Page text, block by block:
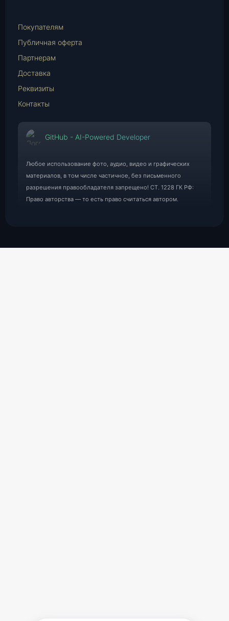
Mail
Покупателям
Публичная оферта
Партнерам
Доставка
Реквизиты
Контакты
GitHub - AI-Powered Developer
Любое использование фото, аудио, видео и графических
материалов, в том числе частичное, без письменного
разрешения правообладателя запрещено! СТ. 1228 ГК РФ:
Право авторства — то есть право считаться автором.